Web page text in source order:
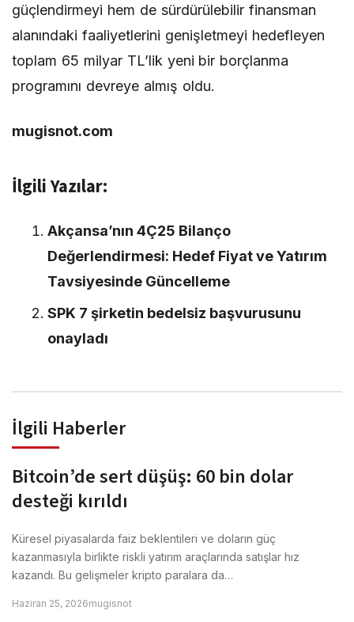
güçlendirmeyi hem de sürdürülebilir finansman
alanındaki faaliyetlerini genişletmeyi hedefleyen
toplam 65 milyar TL’lik yeni bir borçlanma
programını devreye almış oldu.
mugisnot.com
İlgili Yazılar:
Akçansa’nın 4Ç25 Bilanço
Değerlendirmesi: Hedef Fiyat ve Yatırım
Tavsiyesinde Güncelleme
SPK 7 şirketin bedelsiz başvurusunu
onayladı
İlgili Haberler
Bitcoin’de sert düşüş: 60 bin dolar
desteği kırıldı
Küresel piyasalarda faiz beklentileri ve doların güç
kazanmasıyla birlikte riskli yatırım araçlarında satışlar hız
kazandı. Bu gelişmeler kripto paralara da…
Haziran 25, 2026mugisnot